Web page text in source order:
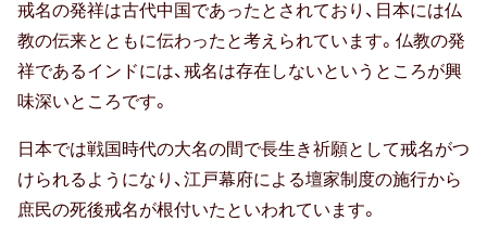
戒名の発祥は古代中国であったとされており、日本には仏
教の伝来とともに伝わったと考えられています。仏教の発
祥であるインドには、戒名は存在しないというところが興
味深いところです。
日本では戦国時代の大名の間で長生き祈願として戒名がつ
けられるようになり、江戸幕府による壇家制度の施行から
庶民の死後戒名が根付いたといわれています。